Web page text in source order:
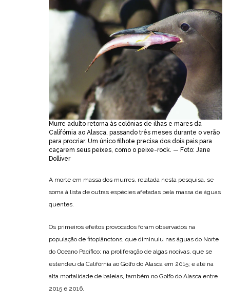
Murre adulto retorna às colônias de ilhas e mares da
Califórnia ao Alasca, passando três meses durante o verão
para procriar. Um único filhote precisa dos dois pais para
caçarem seus peixes, como o peixe-rock. — Foto: Jane
Dolliver
A morte em massa dos murres, relatada nesta pesquisa, se
soma à lista de outras espécies afetadas pela massa de águas
quentes.
Os primeiros efeitos provocados foram observados na
população de fitoplânctons, que diminuiu nas águas do Norte
do Oceano Pacífico; na proliferação de algas nocivas, que se
estendeu da Califórnia ao Golfo do Alasca em 2015; e até na
alta mortalidade de baleias, também no Golfo do Alasca entre
2015 e 2016.